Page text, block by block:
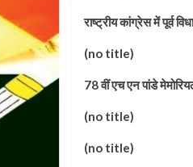
राष्ट्रीय कांग्रेस में पूर्व
(no title)
78 वीं एच एन पांडे
(no title)
(no title)